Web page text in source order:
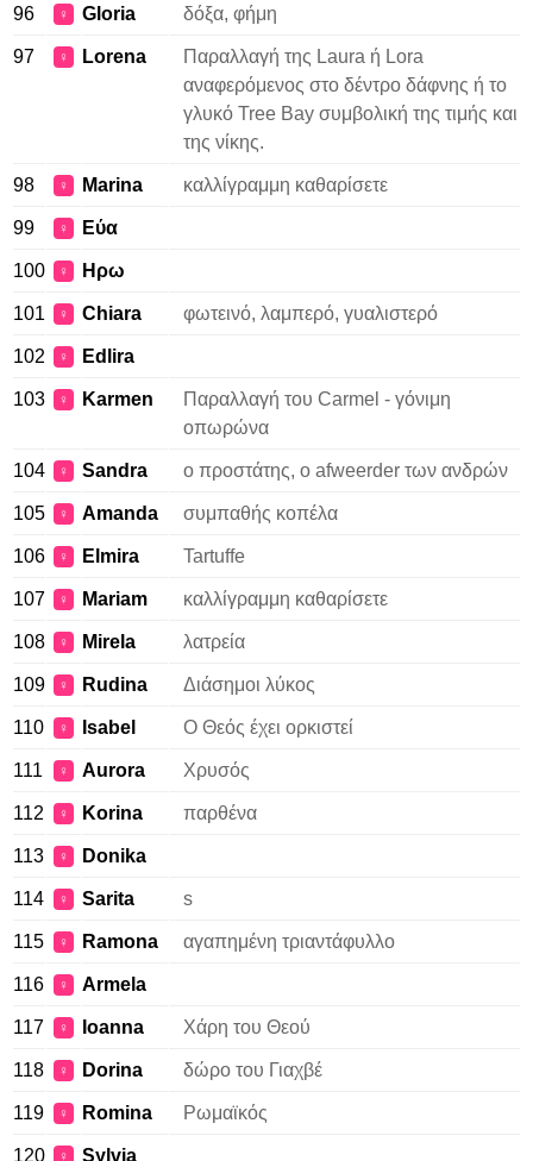
96 ♀ Gloria δόξα, φήμη
97 ♀ Lorena
Παραλλαγή της Laura ή Lora
αναφερόμενος στο δέντρο δάφνης ή το
γλυκό Tree Bay συμβολική της τιμής και
της νίκης.
98 ♀ Marina καλλίγραμμη καθαρίσετε
99 ♀ Εύα
100 ♀ Ηρω
101 ♀ Chiara φωτεινό, λαμπερό, γυαλιστερό
102 ♀ Edlira
103 ♀ Karmen
Παραλλαγή του Carmel - γόνιμη
οπωρώνα
104 ♀ Sandra ο προστάτης, ο afweerder των ανδρών
105 ♀ Amanda συμπαθής κοπέλα
106 ♀ Elmira Tartuffe
107 ♀ Mariam καλλίγραμμη καθαρίσετε
108 ♀ Mirela λατρεία
109 ♀ Rudina Διάσημοι λύκος
110 ♀ Isabel Ο Θεός έχει ορκιστεί
111 ♀ Aurora Χρυσός
112 ♀ Korina παρθένα
113 ♀ Donika
114 ♀ Sarita s
115 ♀ Ramona αγαπημένη τριαντάφυλλο
116 ♀ Armela
117 ♀ Ioanna Χάρη του Θεού
118 ♀ Dorina δώρο του Γιαχβέ
119 ♀ Romina Ρωμαϊκός
120 ♀ Sylvia